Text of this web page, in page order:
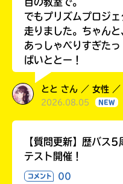
目の教室で。
でもプリズムプロジ
走りました。ちゃんと
あっしゃべりすぎたっ
ばいととー！
とと さん ／ 女性
2026.08.05 NEW
【質問更新】歴バス
テスト開催！
コメント 00